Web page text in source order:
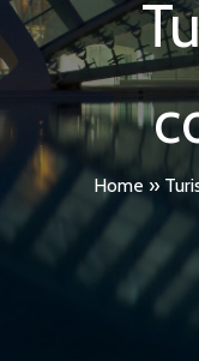
Home »